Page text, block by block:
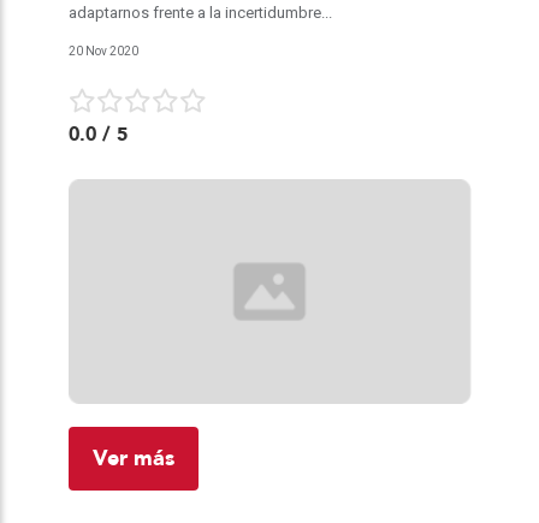
adaptarnos frente a la incertidumbre...
20 Nov 2020
0.0/ 5
Ver más